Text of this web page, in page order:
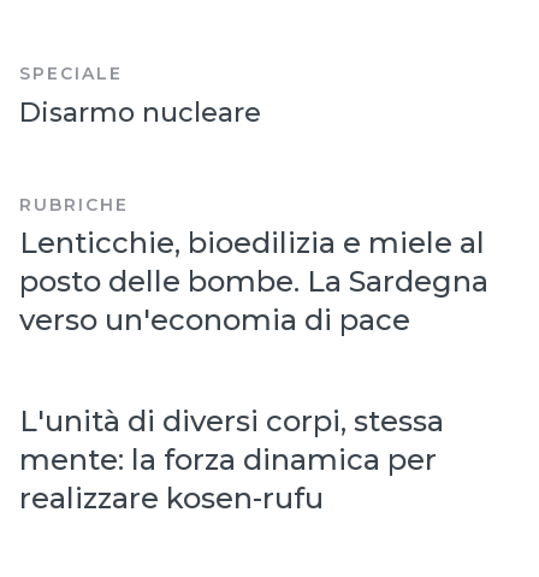
SPECIALE
Disarmo nucleare
RUBRICHE
Lenticchie, bioedilizia e miele al
posto delle bombe. La Sardegna
verso un'economia di pace
L'unità di diversi corpi, stessa
mente: la forza dinamica per
realizzare kosen-rufu